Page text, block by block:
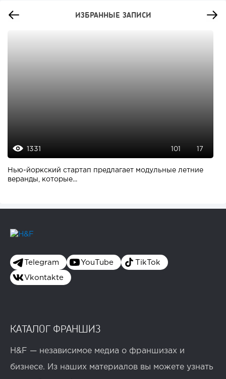
ИЗБРАННЫЕ ЗАПИСИ
1331 101 17
Нью-йоркский стартап предлагает модульные летние
веранды, которые...
Telegram YouTube TikTok
Vkontakte
КАТАЛОГ ФРАНШИЗ
H&F — независимое медиа о франшизах и
бизнесе. Из наших материалов вы можете узнать